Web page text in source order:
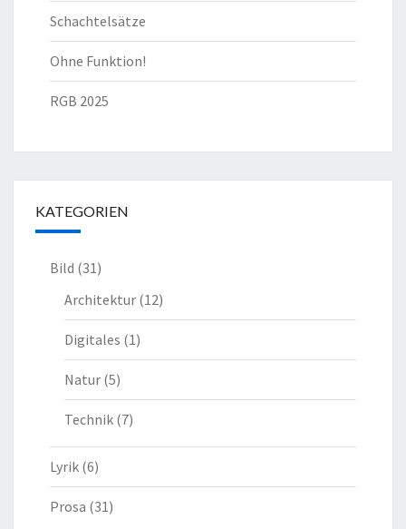
Schachtelsätze
Ohne Funktion!
RGB 2025
KATEGORIEN
Bild (31)
Architektur (12)
Digitales (1)
Natur (5)
Technik (7)
Lyrik (6)
Prosa (31)